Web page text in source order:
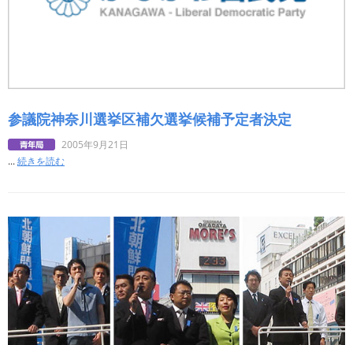
参議院神奈川選挙区補欠選挙候補予定者決定
2005年9月21日
...続きを読む